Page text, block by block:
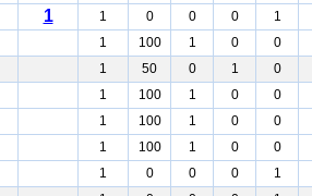
1 1 0 0 0 1
1 100 1 0 0
1 50 0 1 0
1 100 1 0 0
1 100 1 0 0
1 100 1 0 0
1 0 0 0 1